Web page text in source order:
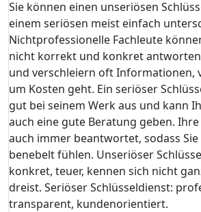
Sie können einen unseriösen
einem seriösen meist einfach
Nichtprofessionelle Fachleute
nicht korrekt und konkret
und verschleiern oft Informationen,
um Kosten geht. Ein seriöser
gut bei seinem Werk aus und kann
auch eine gute Beratung geben.
auch immer beantwortet, sodass
benebelt fühlen. Unseriöser
konkret, teuer, kennen sich nicht
dreist. Seriöser Schlüsseldienst:
transparent, kundenorientiert.